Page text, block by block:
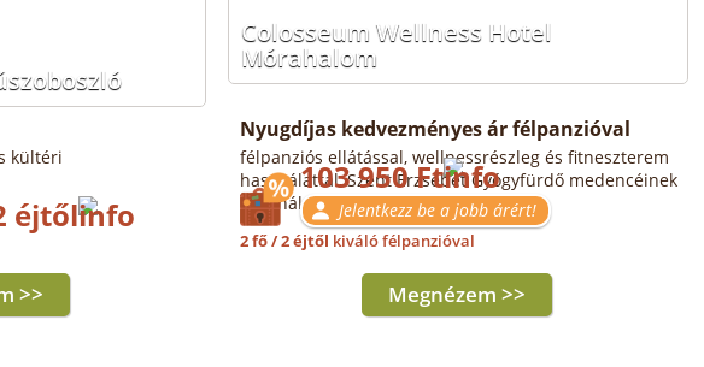
Colosseum Wellness Hotel
Mórahalom
kültéri
éjtől
>>
Nyugdíjas kedvezményes ár félpanzióval
félpanziós ellátással, wellnessrészleg és fitneszterem
használattal, Szent Erzsébet Gyógyfürdő medencéinek
használatával, parkolással
103 950 Ft
Jelentkezz be a jobb árért!
2 fő / 2 éjtől kiváló félpanzióval
Megnézem >>